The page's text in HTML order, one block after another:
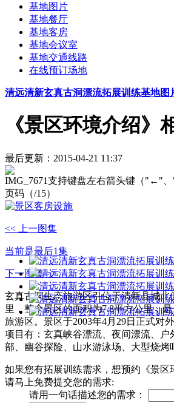
基地图片
基地餐厅
基地客房
基地会议室
基地交通线路
在线预订场地
清远清新玄真古洞漂流拓展训练基地图
《景区环境介绍》
最后更新：2015-04-21 11:37
IMG_7671支持键盘左右箭头键（"←"
页码（/15）
<< 上一图集
当前是最后1集
下一图集 >>
玄真古洞生态旅游区引位于清新县城北
里，整个景区的面积为7.8平方公里，
旅游区。景区于2003年4月29日正式对
项目有：玄真峡谷漂流、夜间漂流、户
部、幽谷探险、山水游泳场、大型烧烤
如果您有拓展训练需求，想预约《景区
请马上免费提交您的需求:
请用一句话描述您的需求：